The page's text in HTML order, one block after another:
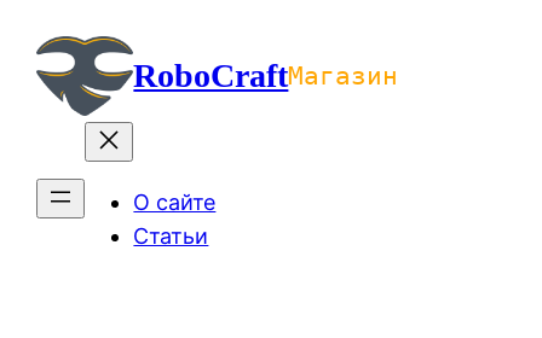
содержимомуRoboCraftМагазин
О сайте
Статьи